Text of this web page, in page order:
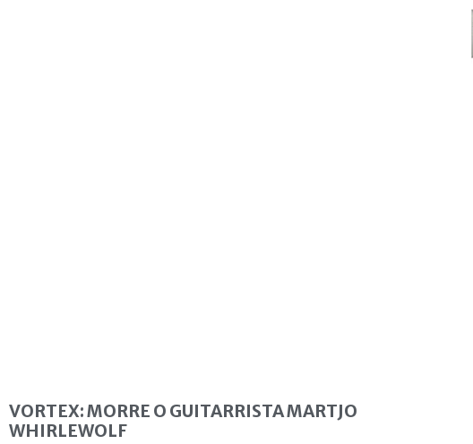
VORTEX: MORRE O GUITARRISTA MARTJO
WHIRLEWOLF